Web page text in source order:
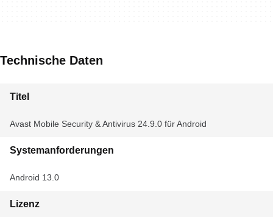
Technische Daten
Titel
Avast Mobile Security & Antivirus 24.9.0 für Android
Systemanforderungen
Android 13.0
Lizenz